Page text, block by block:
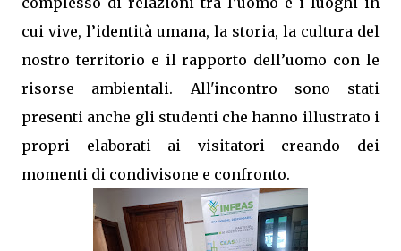
cui vive, l’identità umana, la storia, la cultura del
nostro territorio e il rapporto dell’uomo con le
risorse ambientali. All'incontro sono stati
presenti anche gli studenti che hanno illustrato i
propri elaborati ai visitatori creando dei
momenti di condivisone e confronto.